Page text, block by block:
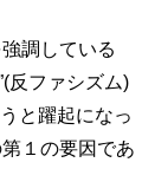
調している
反ファシズム)
と躍起になっ
１の要因であ